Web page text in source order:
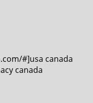
#]usa canada
canada